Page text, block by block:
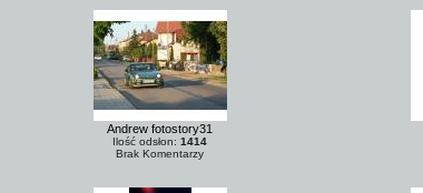
Andrew fotostory31
Ilość odsłon: 1414
Brak Komentarzy